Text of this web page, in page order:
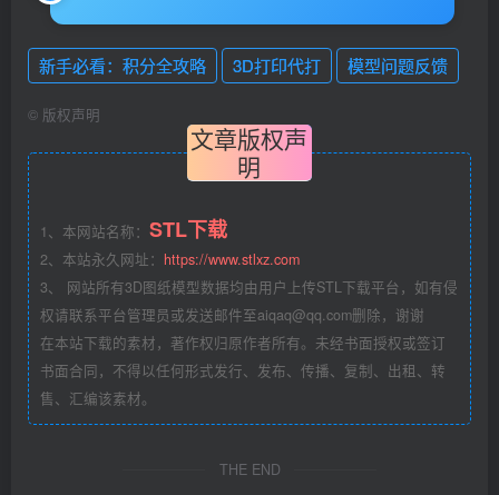
新手必看：积分全攻略 3D打印代打 模型问题反馈
© 版权声明
文章版权声
明
1、本网站名称： STL下载
2、本站永久网址： https://www.stlxz.com
3、 网站所有3D图纸模型数据均由用户上传STL下载平台，如有侵
权请联系平台管理员或发送邮件至aiqaq@qq.com删除，谢谢
在本站下载的素材，著作权归原作者所有。未经书面授权或签订
书面合同，不得以任何形式发行、发布、传播、复制、出租、转
售、汇编该素材。
THE END